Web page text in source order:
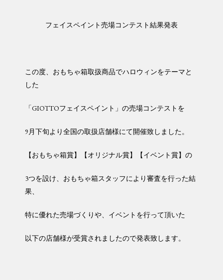
フェイスペイント売場コンテスト結果発表
この度、おもちゃ箱取扱商品でハロウィンをテーマと
した
「GIOTTOフェイスペイント」の売場コンテストを
9月下旬より全国の取扱店舗様にて開催致しました。
【おもちゃ箱賞】【オリジナル賞】【イベント賞】の
3つを設け、おもちゃ箱スタッフにより審査を行った結
果、
特に優れた売場づくりや、イベントを行って頂いた
以下の店舗様が受賞されましたので発表致します。